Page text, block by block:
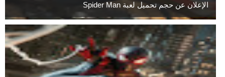
الإعلان عن حجم تحميل لعبة Spider Man